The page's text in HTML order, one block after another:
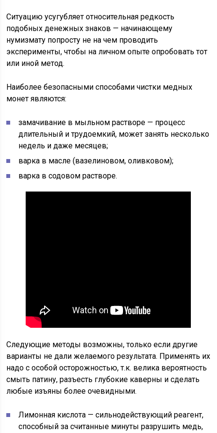
Ситуацию усугубляет относительная редкость
подобных денежных знаков — начинающему
нумизмату попросту не на чем проводить
эксперименты, чтобы на личном опыте опробовать тот
или иной метод.
Наиболее безопасными способами чистки медных
монет являются:
замачивание в мыльном растворе — процесс
длительный и трудоемкий, может занять несколько
недель и даже месяцев;
варка в масле (вазелиновом, оливковом);
варка в содовом растворе.
Следующие методы возможны, только если другие
варианты не дали желаемого результата. Применять их
надо с особой осторожностью, т.к. велика вероятность
смыть патину, разъесть глубокие каверны и сделать
любые изъяны более очевидными.
Лимонная кислота — сильнодействующий реагент,
способный за считанные минуты разрушить медь,